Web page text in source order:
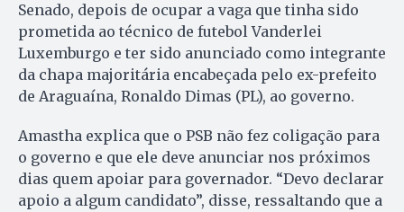
Senado, depois de ocupar a vaga que tinha sido
prometida ao técnico de futebol Vanderlei
Luxemburgo e ter sido anunciado como integrante
da chapa majoritária encabeçada pelo ex-prefeito
de Araguaína, Ronaldo Dimas (PL), ao governo.
Amastha explica que o PSB não fez coligação para
o governo e que ele deve anunciar nos próximos
dias quem apoiar para governador. “Devo declarar
apoio a algum candidato”, disse, ressaltando que a